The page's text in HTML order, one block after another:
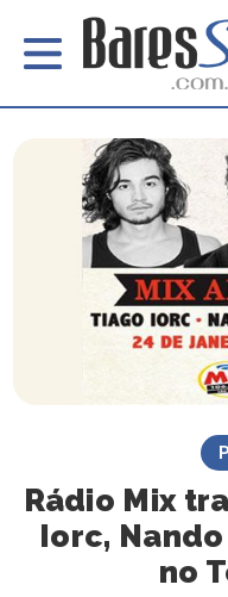
Rádio Mix
Iorc,
no